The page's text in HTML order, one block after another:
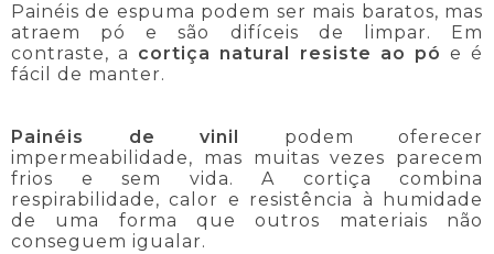
Painéis de espuma podem ser mais baratos, mas
atraem pó e são difíceis de limpar. Em
contraste, a cortiça natural resiste ao pó e é
fácil de manter.
Painéis de vinil
podem oferecer
impermeabilidade, mas muitas vezes parecem
frios e sem vida. A cortiça combina
respirabilidade, calor e resistência à humidade
de uma forma que outros materiais não
conseguem igualar.